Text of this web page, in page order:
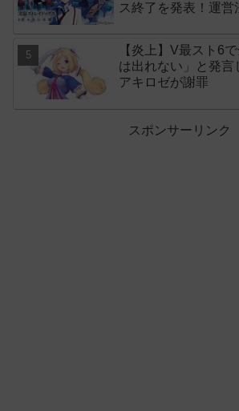
ス終了を発表！運営
【炎上】V最スト6
は出れない」と発言
アキロゼが謝罪
スポンサーリンク